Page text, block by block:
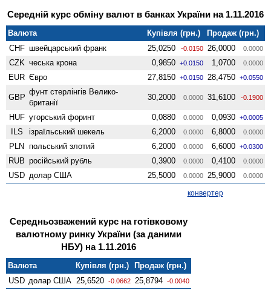
Середній курс обміну валют в банках України на 1.11.2016
Валюта Купівля (грн.)
Продаж (грн.)
CHF швейцарський франк 25,0250 -0.0150 26,0000 0.0000
CZK чеська крона 0,9850 +0.0150 1,0700 0.0000
EUR Євро 27,8150 +0.0150 28,4750 +0.0550
GBP
фунт стерлінгів Велико­
британії
30,2000 0.0000 31,6100 -0.1900
HUF угорський форинт 0,0880 0.0000 0,0930 +0.0005
ILS ізраїльський шекель 6,2000 0.0000 6,8000 0.0000
PLN польський злотий 6,2000 0.0000 6,6000 +0.0300
RUB російський рубль 0,3900 0.0000 0,4100 0.0000
USD долар США 25,5000 0.0000 25,9000 0.0000
конвертер
Середньозважений курс на готівковому
валютному ринку України (за даними
НБУ) на 1.11.2016
Валюта Купівля (грн.)
Продаж (грн.)
USD долар США 25,6520 -0.0662 25,8794 -0.0040